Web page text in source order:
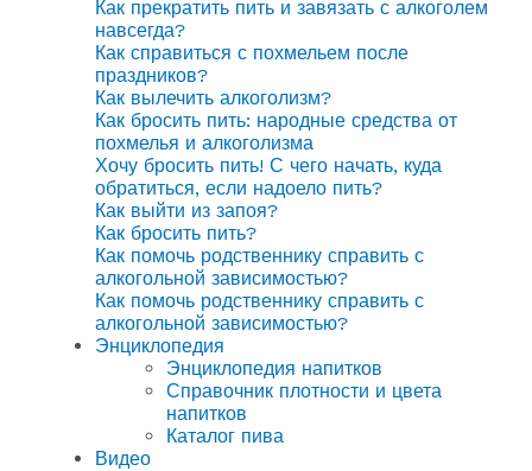
Как прекратить пить и завязать с алкоголем
навсегда?
Как справиться с похмельем после
праздников?
Как вылечить алкоголизм?
Как бросить пить: народные средства от
похмелья и алкоголизма
Хочу бросить пить! С чего начать, куда
обратиться, если надоело пить?
Как выйти из запоя?
Как бросить пить?
Как помочь родственнику справить с
алкогольной зависимостью?
Как помочь родственнику справить с
алкогольной зависимостью?
Энциклопедия
Энциклопедия напитков
Справочник плотности и цвета
напитков
Каталог пива
Видео